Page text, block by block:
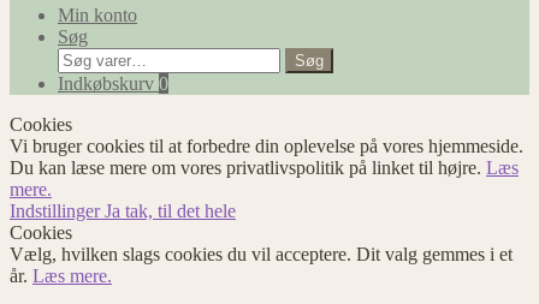
Min konto
Søg
Søg
efter:
Søg
Indkøbskurv 0
Cookies
Vi bruger cookies til at forbedre din oplevelse på vores hjemmeside.
Du kan læse mere om vores privatlivspolitik på linket til højre. Læs
mere.
IndstillingerJa tak, til det hele
Cookies
Vælg, hvilken slags cookies du vil acceptere. Dit valg gemmes i et
år. Læs mere.